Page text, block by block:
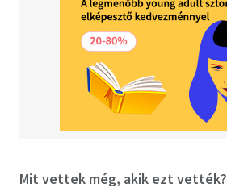
Mit vettek még, akik ezt vették?